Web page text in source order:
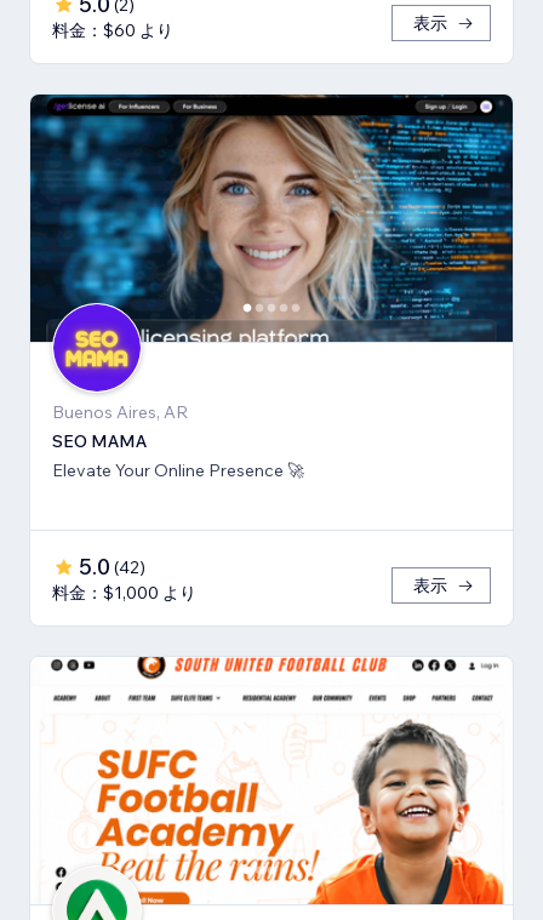
(2)
料金：$60 より
表示
Buenos Aires, AR
SEO MAMA
Elevate Your Online Presence 🚀
5.0 (42)
料金：$1,000 より
表示